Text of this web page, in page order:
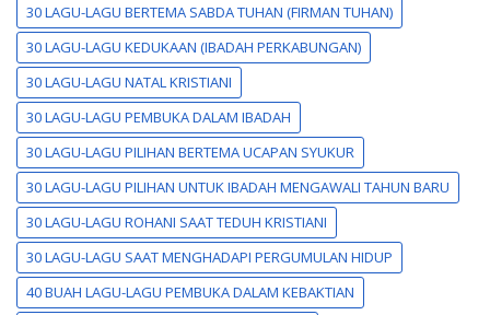
30 LAGU-LAGU BERTEMA SABDA TUHAN (FIRMAN TUHAN)
30 LAGU-LAGU KEDUKAAN (IBADAH PERKABUNGAN)
30 LAGU-LAGU NATAL KRISTIANI
30 LAGU-LAGU PEMBUKA DALAM IBADAH
30 LAGU-LAGU PILIHAN BERTEMA UCAPAN SYUKUR
30 LAGU-LAGU PILIHAN UNTUK IBADAH MENGAWALI TAHUN BARU
30 LAGU-LAGU ROHANI SAAT TEDUH KRISTIANI
30 LAGU-LAGU SAAT MENGHADAPI PERGUMULAN HIDUP
40 BUAH LAGU-LAGU PEMBUKA DALAM KEBAKTIAN